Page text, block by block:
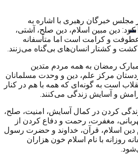
مجلس خبرگان رهبری با اشاره به
دین مبین اسلام، دین صلح، آشتی،
عطوفت و کرامت است اما متأسفانه
و کشتار انسان‌های بی‌گناه می‌زنند.
رمضان به همه مردم متدین
مرکز علم، دین و وحدت مسلمانان
است به گونه‌ای که همه با هم در کنار
و آسایش زندگی می‌کنند.
کردن در کمال آسایش، امنیت، صلح،
مغفرت، رحمت و دفاع کردن از
دین اسلام، قرآن، خداوند و حضرت رسول
روزانه با نام اسلام خون هزاران